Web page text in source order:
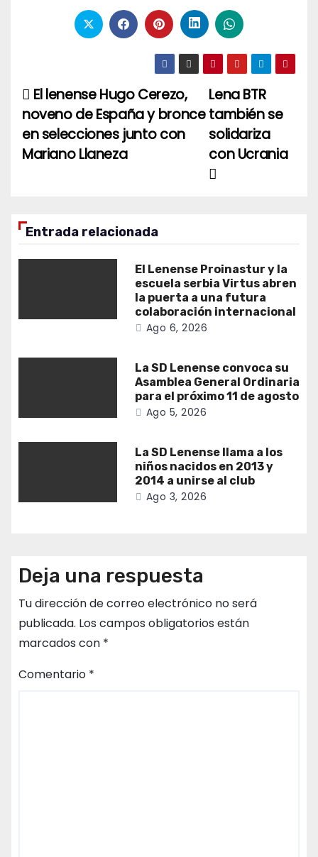
Navegación
de
entradas
Lena BTR
también se
solidariza
con Ucrania
El lenense Hugo Cerezo,
noveno de España y bronce
en selecciones junto con
Mariano Llaneza
Entrada relacionada
El Lenense Proinastur y la
escuela serbia Virtus abren
la puerta a una futura
colaboración internacional
Ago 6, 2026
La SD Lenense convoca su
Asamblea General Ordinaria
para el próximo 11 de agosto
Ago 5, 2026
La SD Lenense llama a los
niños nacidos en 2013 y
2014 a unirse al club
Ago 3, 2026
Deja una respuesta
Tu dirección de correo electrónico no será
publicada. Los campos obligatorios están
marcados con *
Comentario *